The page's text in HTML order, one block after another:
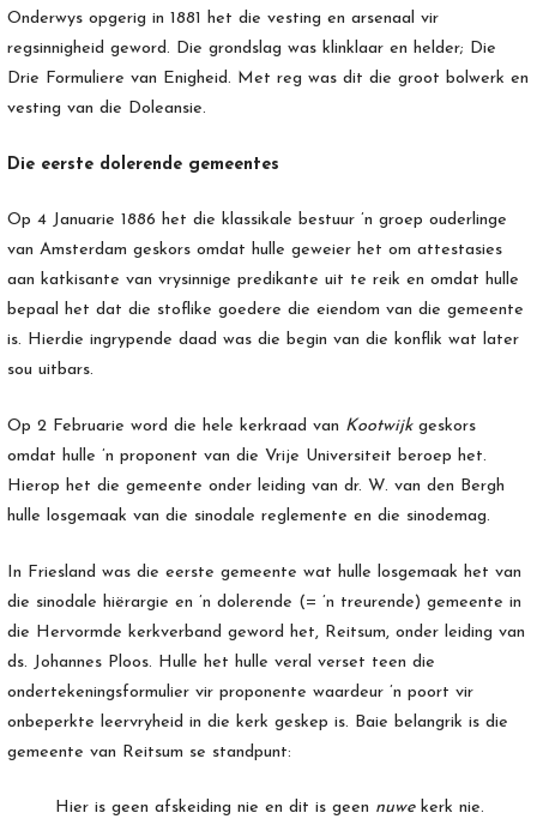
Onderwys opgerig in 1881 het die vesting en arsenaal vir
regsinnigheid geword. Die grondslag was klinklaar en helder; Die
Drie Formuliere van Enigheid. Met reg was dit die groot bolwerk en
vesting van die Doleansie.
Die eerste dolerende gemeentes
Op 4 Januarie 1886 het die klassikale bestuur ’n groep ouderlinge
van Amsterdam geskors omdat hulle geweier het om attestasies
aan katkisante van vrysinnige predikante uit te reik en omdat hulle
bepaal het dat die stoflike goedere die eiendom van die gemeente
is. Hierdie ingrypende daad was die begin van die konflik wat later
sou uitbars.
Op 2 Februarie word die hele kerkraad van Kootwijkgeskors
omdat hulle ’n proponent van die Vrije Universiteit beroep het.
Hierop het die gemeente onder leiding van dr. W. van den Bergh
hulle losgemaak van die sinodale reglemente en die sinodemag.
In Friesland was die eerste gemeente wat hulle losgemaak het van
die sinodale hiërargie en ’n dolerende (= ’n treurende) gemeente in
die Hervormde kerkverband geword het, Reitsum, onder leiding van
ds. Johannes Ploos. Hulle het hulle veral verset teen die
ondertekeningsformulier vir proponente waardeur ’n poort vir
onbeperkte leervryheid in die kerk geskep is. Baie belangrik is die
gemeente van Reitsum se standpunt:
Hier is geen afskeiding nie en dit is geen nuwekerk nie.